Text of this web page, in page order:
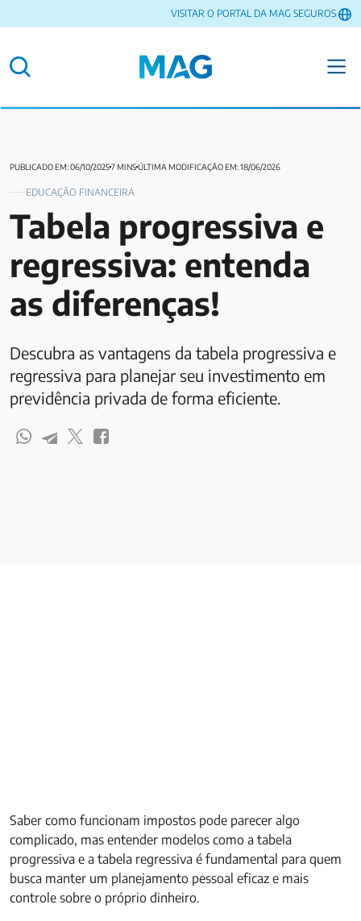
VISITAR O PORTAL DA MAG SEGUROS
PUBLICADO EM: 06/10/20257 MINSÚLTIMA MODIFICAÇÃO EM: 18/06/2026
EDUCAÇÃO FINANCEIRA
Tabela progressiva e
regressiva: entenda
as diferenças!
Descubra as vantagens da tabela progressiva e
regressiva para planejar seu investimento em
previdência privada de forma eficiente.
Saber como funcionam impostos pode parecer algo
complicado, mas entender modelos como a tabela
progressiva e a tabela regressiva é fundamental para quem
busca manter um planejamento pessoal eficaz e mais
controle sobre o próprio dinheiro.